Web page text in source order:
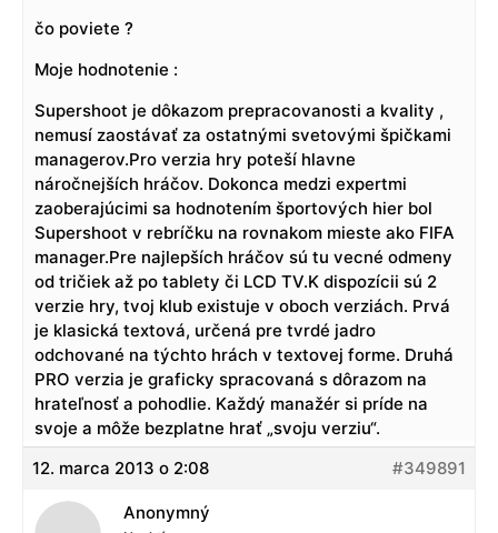
čo poviete ?
Moje hodnotenie :
Supershoot je dôkazom prepracovanosti a kvality ,
nemusí zaostávať za ostatnými svetovými špičkami
managerov.Pro verzia hry poteší hlavne
náročnejších hráčov. Dokonca medzi expertmi
zaoberajúcimi sa hodnotením športových hier bol
Supershoot v rebríčku na rovnakom mieste ako FIFA
manager.Pre najlepších hráčov sú tu vecné odmeny
od tričiek až po tablety či LCD TV.K dispozícii sú 2
verzie hry, tvoj klub existuje v oboch verziách. Prvá
je klasická textová, určená pre tvrdé jadro
odchované na týchto hrách v textovej forme. Druhá
PRO verzia je graficky spracovaná s dôrazom na
hrateľnosť a pohodlie. Každý manažér si príde na
svoje a môže bezplatne hrať „svoju verziu“.
12. marca 2013 o 2:08
#349891
Anonymný